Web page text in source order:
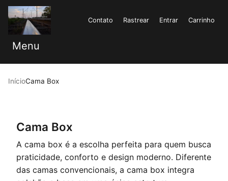
Contato Rastrear Entrar Carrinho
Menu
InícioCama Box
Cama Box
A cama box é a escolha perfeita para quem busca
praticidade, conforto e design moderno. Diferente
das camas convencionais, a cama box integra